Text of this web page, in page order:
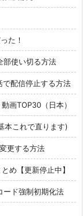
た！
部使い切る方法
配信停止する方法
画TOP30（日本）
本これで直ります)
更する方法
め【更新停止中】
ード強制初期化法